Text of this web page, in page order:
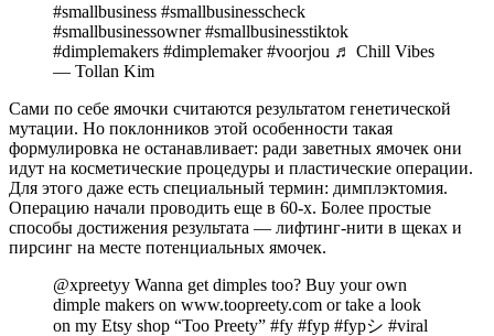
#smallbusiness #smallbusinesscheck
#smallbusinessowner #smallbusinesstiktok
#dimplemakers #dimplemaker #voorjou ♬ Chill Vibes
— Tollan Kim
Сами по себе ямочки считаются результатом генетической
мутации. Но поклонников этой особенности такая
формулировка не останавливает: ради заветных ямочек они
идут на косметические процедуры и пластические операции.
Для этого даже есть специальный термин: димплэктомия.
Операцию начали проводить еще в 60-х. Более простые
способы достижения результата — лифтинг-нити в щеках и
пирсинг на месте потенциальных ямочек.
@xpreetyy Wanna get dimples too? Buy your own
dimple makers on www.toopreety.com or take a look
on my Etsy shop “Too Preety” #fy #fyp #fypシ #viral